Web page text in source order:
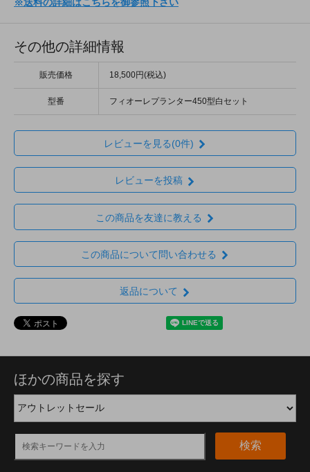
その他の詳細情報
販売価格 18,500円(税込)
型番 フィオーレプランター450型白セット
レビューを見る(0件)
レビューを投稿
この商品を友達に教える
この商品について問い合わせる
返品について
ほかの商品を探す
検索